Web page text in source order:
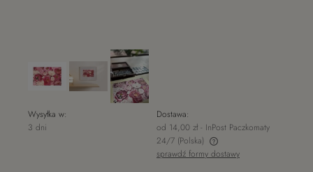
Wysyłka w:
3 dni
Dostawa:
od 14,00 zł
- InPost Paczkomaty
24/7 (Polska)
Cena nie zawiera ewentualnych kosztów płatności
sprawdź formy dostawy